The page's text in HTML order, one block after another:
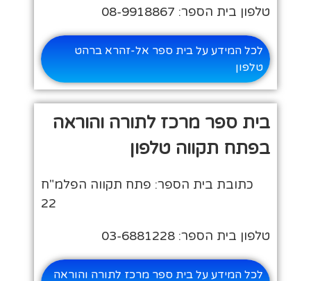
טלפון בית הספר: 08-9918867
לכל המידע על בית ספר אל-זהרא ברהט
טלפון
בית ספר מרכז לתורה והוראה
בפתח תקווה טלפון
כתובת בית הספר: פתח תקווה הפלמ"ח
22
טלפון בית הספר: 03-6881228
לכל המידע על בית ספר מרכז לתורה והוראה